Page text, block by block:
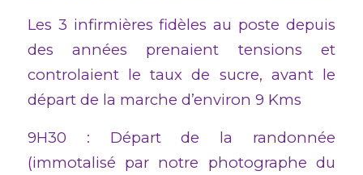
Les 3 infirmières fidèles au poste depuis
des années prenaient tensions et
controlaient le taux de sucre, avant le
départ de la marche d’environ 9 Kms
9H30 : Départ de la randonnée
(immotalisé par notre photographe du